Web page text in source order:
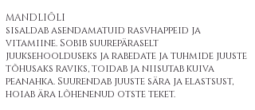
MANDLIÕLI
sisaldab asendamatuid rasvhappeid ja
vitamiine. Sobib suurepäraselt
juuksehoolduseks ja rabedate ja tuhmide juuste
tõhusaks raviks, toidab ja niisutab kuiva
peanahka. Suurendab juuste sära ja elastsust,
hoiab ära lõhenenud otste teket.